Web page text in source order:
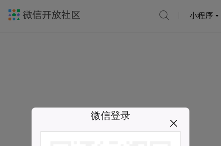
小程序
微信登录